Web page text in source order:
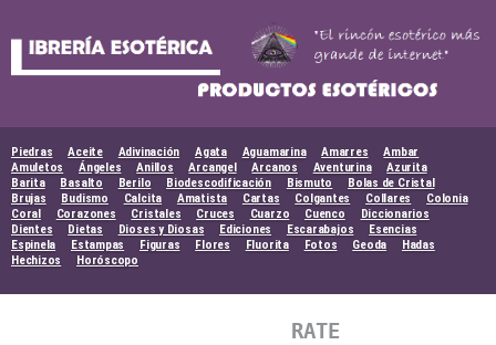
Piedras Aceite Adivinación Agata Aguamarina Amarres
Ambar
Amuletos
Ángeles Anillos Arcangel Arcanos Aventurina
Azurita
Barita
Basalto Berilo Biodescodificación Bismuto
Bolas de Cristal
Brujas
Budismo Calcita Amatista Cartas Colgantes Collares
Colonia
Coral
Corazones Cristales Cruces Cuarzo Cuenco
Diccionarios
Dientes
Dietas Dioses y Diosas Ediciones Escarabajos
Esencias
Espinela
Estampas Figuras Flores Fluorita Fotos Geoda
Hadas
Hechizos
Horóscopo
RATE